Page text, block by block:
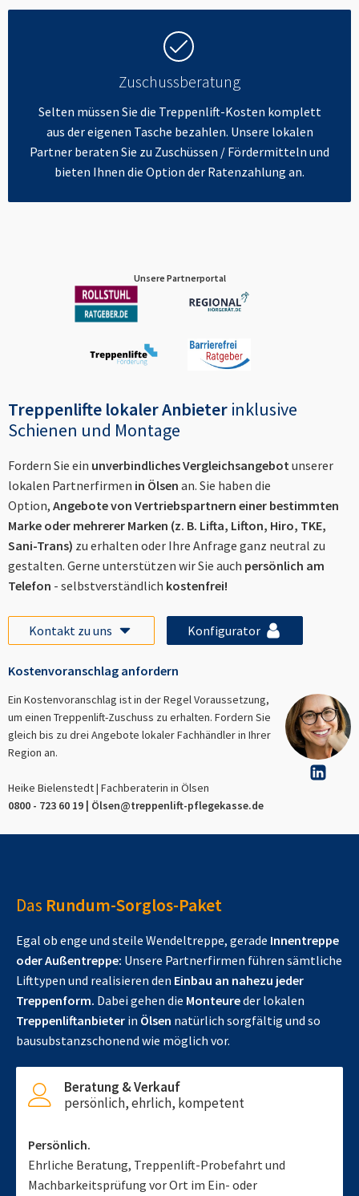
Zuschussberatung
Selten müssen Sie die Treppenlift-Kosten komplett
aus der eigenen Tasche bezahlen. Unsere lokalen
Partner beraten Sie zu Zuschüssen / Fördermitteln und
bieten Ihnen die Option der Ratenzahlung an.
Unsere Partnerportal
Treppenlifte lokaler Anbieter inklusive
Schienen und Montage
Fordern Sie ein unverbindliches Vergleichsangebotunserer
lokalen Partnerfirmen in Ölsen an. Sie haben die
Option, Angebote von Vertriebspartnern einer bestimmten
Marke oder mehrerer Marken (z. B. Lifta, Lifton, Hiro, TKE,
Sani-Trans) zu erhalten oder Ihre Anfrage ganz neutral zu
gestalten. Gerne unterstützen wir Sie auch persönlich am
Telefon - selbstverständlich kostenfrei!
Kontakt zu uns Konfigurator
Kostenvoranschlag anfordern
Ein Kostenvoranschlag ist in der Regel Voraussetzung,
um einen Treppenlift-Zuschuss zu erhalten. Fordern Sie
gleich bis zu drei Angebote lokaler Fachhändler in Ihrer
Region an.
Heike Bielenstedt | Fachberaterin in Ölsen
0800 - 723 60 19 | Ölsen@treppenlift-pflegekasse.de
Das Rundum-Sorglos-Paket
Egal ob enge und steile Wendeltreppe, gerade Innentreppe
oder Außentreppe: Unsere Partnerfirmen führen sämtliche
Lifttypen und realisieren den Einbau an nahezu jeder
Treppenform. Dabei gehen die Monteureder lokalen
Treppenliftanbieter in Ölsen natürlich sorgfältig und so
bausubstanzschonend wie möglich vor.
Beratung & Verkauf
persönlich, ehrlich, kompetent
Persönlich.
Ehrliche Beratung, Treppenlift-Probefahrt und
Machbarkeitsprüfung vor Ort im Ein- oder